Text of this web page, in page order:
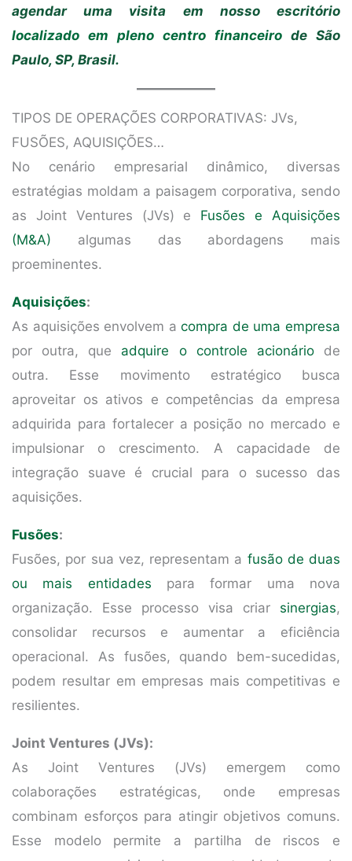
agendar uma visita em nosso escritório
localizado em pleno centro financeiro de São
Paulo, SP, Brasil.
TIPOS DE OPERAÇÕES CORPORATIVAS: JVs,
FUSÕES, AQUISIÇÕES…
No cenário empresarial dinâmico, diversas
estratégias moldam a paisagem corporativa, sendo
as Joint Ventures (JVs) e Fusões e Aquisições
(M&A) algumas das abordagens mais
proeminentes.
Aquisições:
As aquisições envolvem acompra de uma empresa
por outra, que adquire o controle acionáriode
outra. Esse movimento estratégico busca
aproveitar os ativos e competências da empresa
adquirida para fortalecer a posição no mercado e
impulsionar o crescimento. A capacidade de
integração suave é crucial para o sucesso das
aquisições.
Fusões:
Fusões, por sua vez, representam a fusão de duas
ou mais entidades para formar uma nova
organização. Esse processo visa criar sinergias,
consolidar recursos e aumentar a eficiência
operacional. As fusões, quando bem-sucedidas,
podem resultar em empresas mais competitivas e
resilientes.
Joint Ventures (JVs):
As Joint Ventures (JVs) emergem como
colaborações estratégicas, onde empresas
combinam esforços para atingir objetivos comuns.
Esse modelo permite a partilha de riscos e